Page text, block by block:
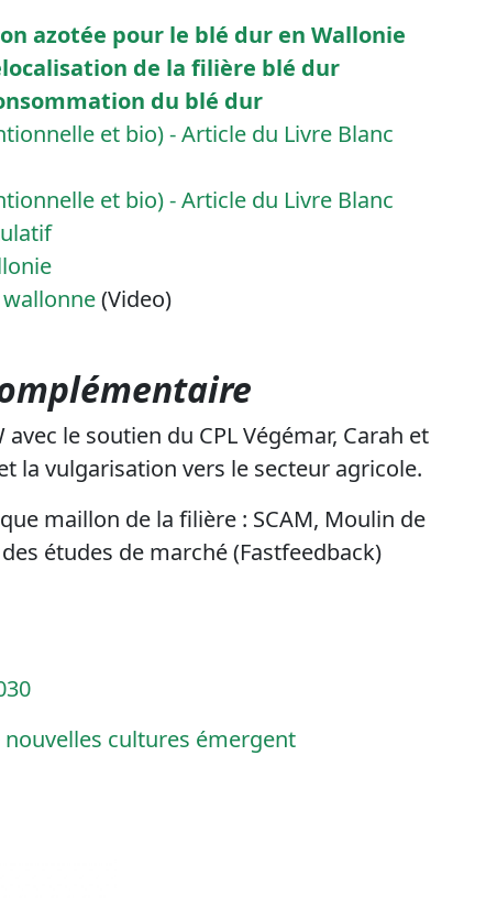
azotée pour le blé dur en Wallonie
de la filière blé dur
du blé dur
et bio) - Article du Livre Blanc
et bio) - Article du Livre Blanc
(Video)
le soutien du CPL Végémar, Carah et
la vulgarisation vers le secteur agricole.
maillon de la filière : SCAM, Moulin de
études de marché (Fastfeedback)
nouvelles cultures émergent